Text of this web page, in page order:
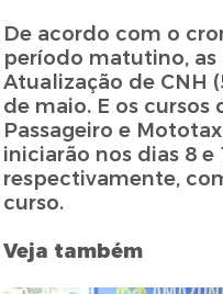
De acordo com o
período matutino, as
Atualização de CNH
de maio. E os
Passageiro e
iniciarão nos dias 8 e
respectivamente,
curso.
Veja também